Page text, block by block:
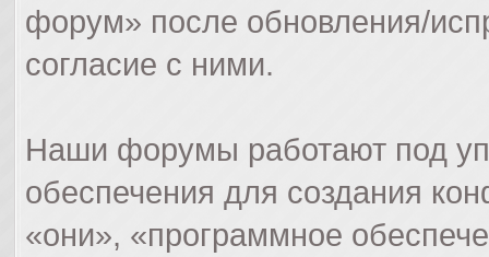
форум» после обновления/
согласие с ними.
Наши форумы работают под
обеспечения для создания
«они», «программное